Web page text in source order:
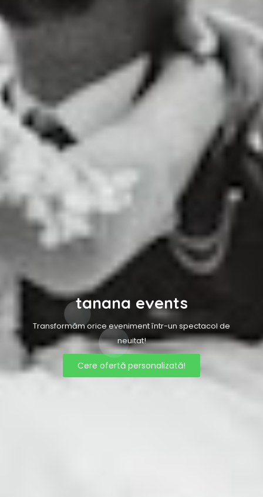
tanana events
Transformăm orice eveniment într-un spectacol de
neuitat!
Cere ofertă personalizată!